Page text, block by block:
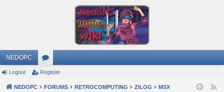
NEDOPC
or
u
Logout Register
NEDOPC FORUMS RETROCOMPUTING ZILOG MSX